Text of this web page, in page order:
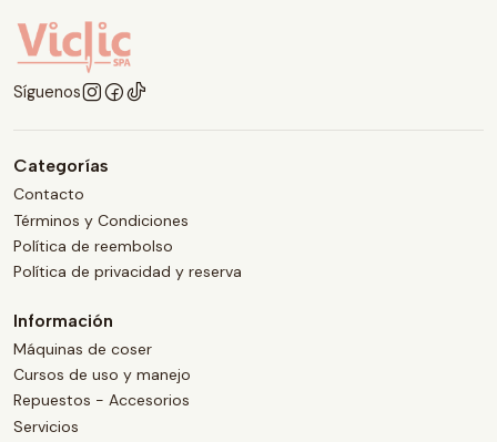
Síguenos
Categorías
Contacto
Términos y Condiciones
Política de reembolso
Política de privacidad y reserva
Información
Máquinas de coser
Cursos de uso y manejo
Repuestos - Accesorios
Servicios